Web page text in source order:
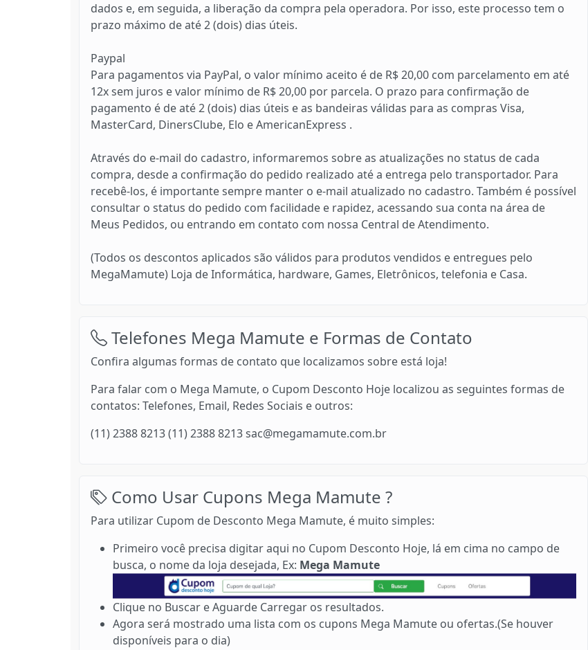
dados e, em seguida, a liberação da compra pela operadora. Por isso, este processo tem o
prazo máximo de até 2 (dois) dias úteis.
Paypal
Para pagamentos via PayPal, o valor mínimo aceito é de R$ 20,00 com parcelamento em até
12x sem juros e valor mínimo de R$ 20,00 por parcela. O prazo para confirmação de
pagamento é de até 2 (dois) dias úteis e as bandeiras válidas para as compras Visa,
MasterCard, DinersClube, Elo e AmericanExpress .
Através do e-mail do cadastro, informaremos sobre as atualizações no status de cada
compra, desde a confirmação do pedido realizado até a entrega pelo transportador. Para
recebê-los, é importante sempre manter o e-mail atualizado no cadastro. Também é possível
consultar o status do pedido com facilidade e rapidez, acessando sua conta na área de
Meus Pedidos, ou entrando em contato com nossa Central de Atendimento.
(Todos os descontos aplicados são válidos para produtos vendidos e entregues pelo
MegaMamute) Loja de Informática, hardware, Games, Eletrônicos, telefonia e Casa.
Telefones Mega Mamute e Formas de Contato
Confira algumas formas de contato que localizamos sobre está loja!
Para falar com o Mega Mamute, o Cupom Desconto Hoje localizou as seguintes formas de
contatos: Telefones, Email, Redes Sociais e outros:
(11) 2388 8213 (11) 2388 8213 sac@megamamute.com.br
Como Usar Cupons Mega Mamute ?
Para utilizar Cupom de Desconto Mega Mamute, é muito simples:
Primeiro você precisa digitar aqui no Cupom Desconto Hoje, lá em cima no campo de
busca, o nome da loja desejada, Ex: Mega Mamute
Clique no Buscar e Aguarde Carregar os resultados.
Agora será mostrado uma lista com os cupons Mega Mamute ou ofertas.(Se houver
disponíveis para o dia)